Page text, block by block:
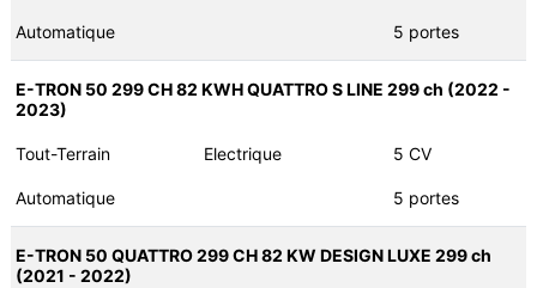
Automatique 5 portes
E-TRON 50 299 CH 82 KWH QUATTRO S LINE 299 ch (2022 -
2023)
Tout-Terrain Electrique 5 CV
Automatique 5 portes
E-TRON 50 QUATTRO 299 CH 82 KW DESIGN LUXE 299 ch
(2021 - 2022)